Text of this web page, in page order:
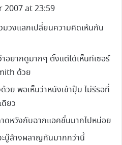
2007 at 23:59
มวงแลกเปลี่ยนความคิดเห้นกัน
อยากดูมากๆ ตั้งแต่ได้เห็นทีเซอร์
ด้วย
วย พอเห็นว่าหนังเข้าปุ๊บ ไม่รีรอที่
ดียว
ดหวังกับฉากแอคชั่นมากไปหน่อย
บู๊ล้างผลาญกันมากกว่านี้